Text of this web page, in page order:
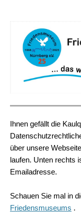
Ihnen gefällt die
über unsere
laufen. Unten rechts
Emailadresse.
Schauen Sie mal in
Friedensmuseums .